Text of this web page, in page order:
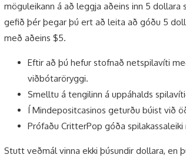
möguleikann á að leggja aðeins inn 5
gefið þér þegar þú ert að leita að góðu 5
með aðeins $5.
Eftir að þú hefur stofnað netspilavíti
viðbótaröryggi.
Smelltu á tengilinn á uppáhalds
Í Mindepositcasinos geturðu búist við
Prófaðu CritterPop góða
Stutt veðmál vinna ekki þúsundir dollara, en